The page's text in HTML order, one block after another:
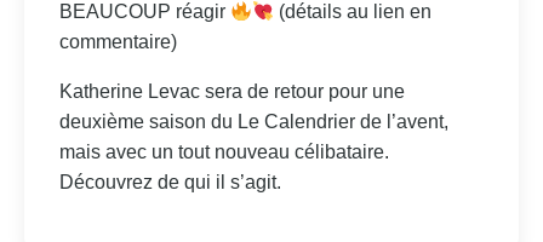
BEAUCOUP réagir
(détails au lien en
commentaire)
Katherine Levac sera de retour pour une
deuxième saison du Le Calendrier de l’avent,
mais avec un tout nouveau célibataire.
Découvrez de qui il s’agit.